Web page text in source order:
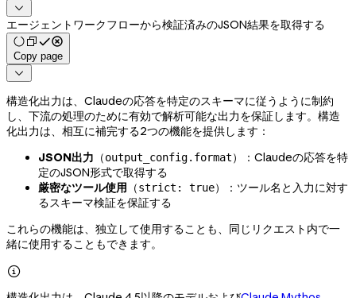

エージェントワークフローから検証済みのJSON結果を取得する
Copy page

構造化出力は、Claudeの応答を特定のスキーマに従うように制約
し、下流の処理のために有効で解析可能な出力を保証します。構造
化出力は、相互に補完する2つの機能を提供します：
JSON出力 （output_config.format）：Claudeの応答を特
定のJSON形式で取得する
厳密なツール使用 （strict: true）：ツール名と入力に対す
るスキーマ検証を保証する
これらの機能は、独立して使用することも、同じリクエスト内で一
緒に使用することもできます。
